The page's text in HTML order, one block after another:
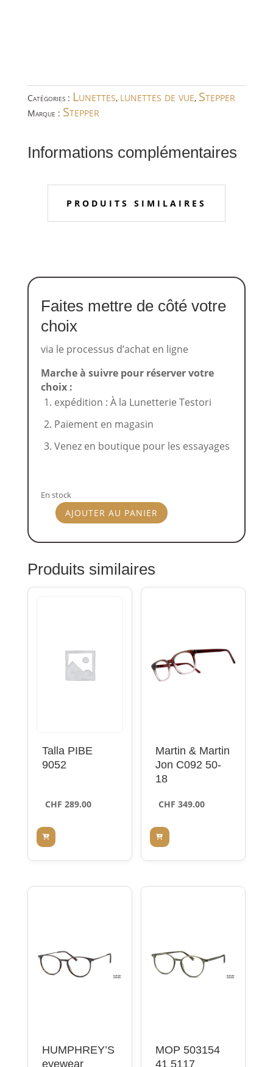
Catégories : Lunettes, lunettes de vue, Stepper
Marque : Stepper
Informations complémentaires
PRODUITS SIMILAIRES
Faites mettre de côté votre
choix
via le processus d’achat en ligne
Marche à suivre pour réserver votre
choix :
expédition : À la Lunetterie Testori
Paiement en magasin
Venez en boutique pour les essayages
En stock
quantité
30139
52-
AJOUTER AU PANIER
Produits similaires
Talla PIBE
9052
CHF 289.00
Martin & Martin
Jon C092 50-
18
CHF 349.00
HUMPHREY’S
eyewear
MOP 503154
41 5117